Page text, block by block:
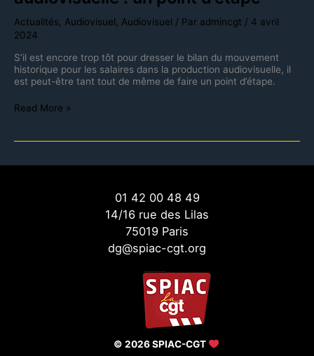
Actualités, Audiovisuel, Audiovisuel / Par admincgt / 4 avril
2024
S’il est encore trop tôt pour dresser le bilan du mouvement
historique pour les salaires dans la production audiovisuelle, il
est peut-être tant tout de même de faire un point d’étape.
Read More »
01 42 00 48 49
14/16 rue des Lilas
75019 Paris
dg@spiac-cgt.org
© 2026 SPIAC-CGT